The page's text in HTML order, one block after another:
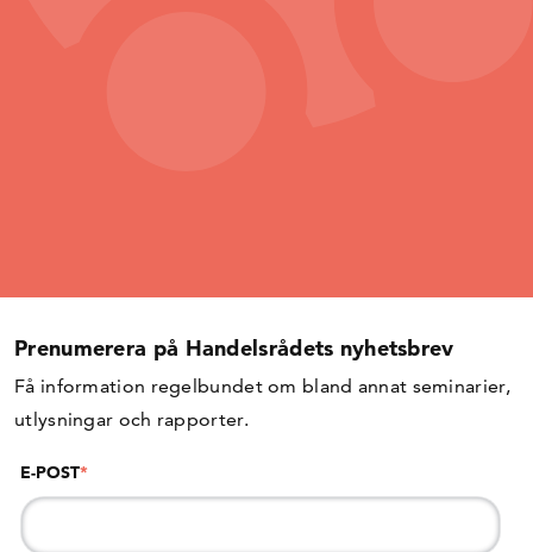
Prenumerera på Handelsrådets nyhetsbrev
Få information regelbundet om bland annat seminarier,
utlysningar och rapporter.
E-POST*